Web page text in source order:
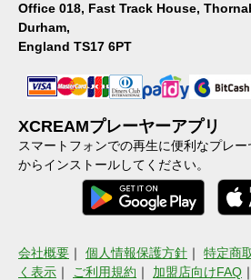
Office 018, Fast Track House,
Durham,
England TS17 6PT
XCREAMプレーヤーアプリ
スマートフォンでの再生に便利なプレ
からインストールしてください。
会社概要 ｜ 個人情報保護方針 ｜ 特定商
く表示 ｜ ご利用規約 ｜ 加盟店向けFAQ ｜